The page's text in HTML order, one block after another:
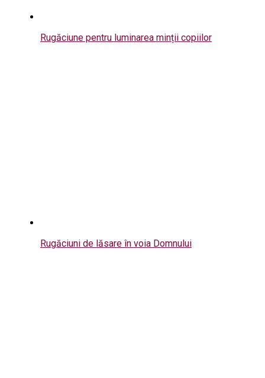
Rugăciune pentru luminarea minții copiilor
Rugăciuni de lăsare în voia Domnului